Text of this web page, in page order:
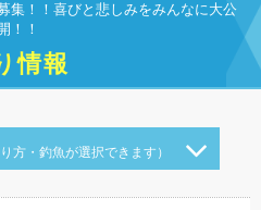
集！！喜びと悲しみをみんなに大公
！！
情報
方・釣魚が選択できます）